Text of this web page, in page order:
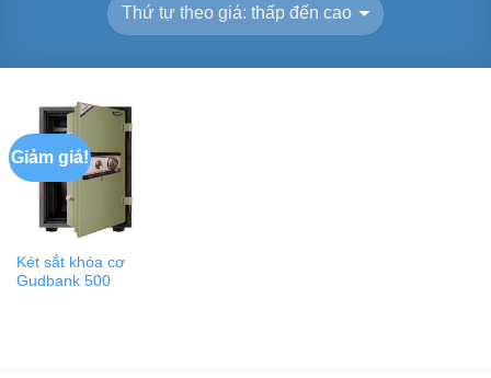
Giảm giá!
Két sắt khóa cơ
Gudbank 500